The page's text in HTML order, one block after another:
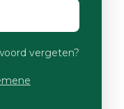
vergeten?